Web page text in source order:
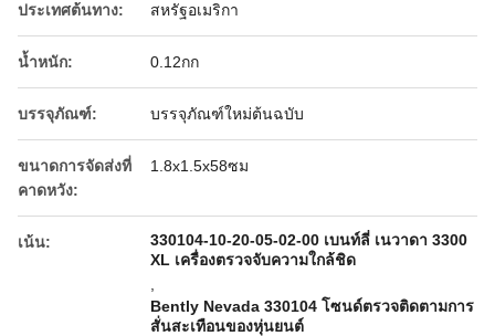
ประเทศต้นทาง: สหรัฐอเมริกา
น้ำหนัก: 0.12กก
บรรจุภัณฑ์: บรรจุภัณฑ์ใหม่ต้นฉบับ
ขนาดการจัดส่งที่
คาดหวัง:
1.8x1.5x58ซม
เน้น:
330104-10-20-05-02-00 เบนท์ลี่ เนวาดา 3300
XL เครื่องตรวจจับความใกล้ชิด
Bently Nevada 330104 โซนด์ตรวจติดตามการ
สั่นสะเทือนของหุ่นยนต์